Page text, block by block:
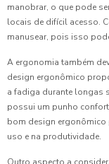
manobrar, o que pode
locais de difícil acesso.
manusear, pois isso
A ergonomia também
design ergonômico
a fadiga durante longas
possui um punho
bom design ergonômico
uso e na produtividade.
Outro aspecto a